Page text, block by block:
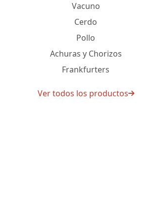
Vacuno
Cerdo
Pollo
Achuras y Chorizos
Frankfurters
Ver todos los productos